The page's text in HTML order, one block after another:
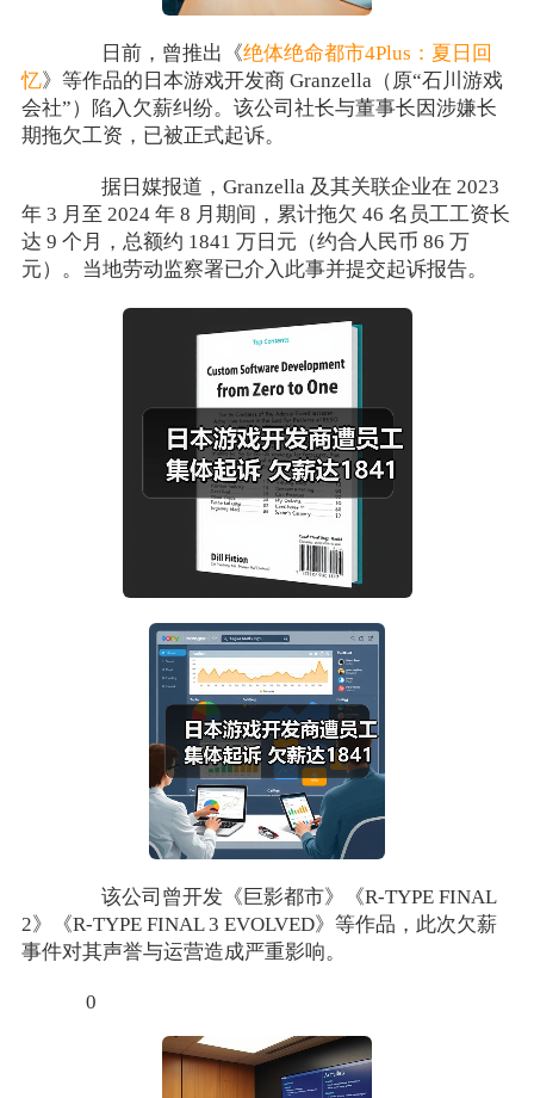
日前，曾推出《绝体绝命都市4Plus：夏日回
忆》等作品的日本游戏开发商 Granzella（原“石川游戏
会社”）陷入欠薪纠纷。该公司社长与董事长因涉嫌长
期拖欠工资，已被正式起诉。
据日媒报道，Granzella 及其关联企业在 2023
年 3 月至 2024 年 8 月期间，累计拖欠 46 名员工工资长
达 9 个月，总额约 1841 万日元（约合人民币 86 万
元）。当地劳动监察署已介入此事并提交起诉报告。
该公司曾开发《巨影都市》《R-TYPE FINAL
2》《R-TYPE FINAL 3 EVOLVED》等作品，此次欠薪
事件对其声誉与运营造成严重影响。
0